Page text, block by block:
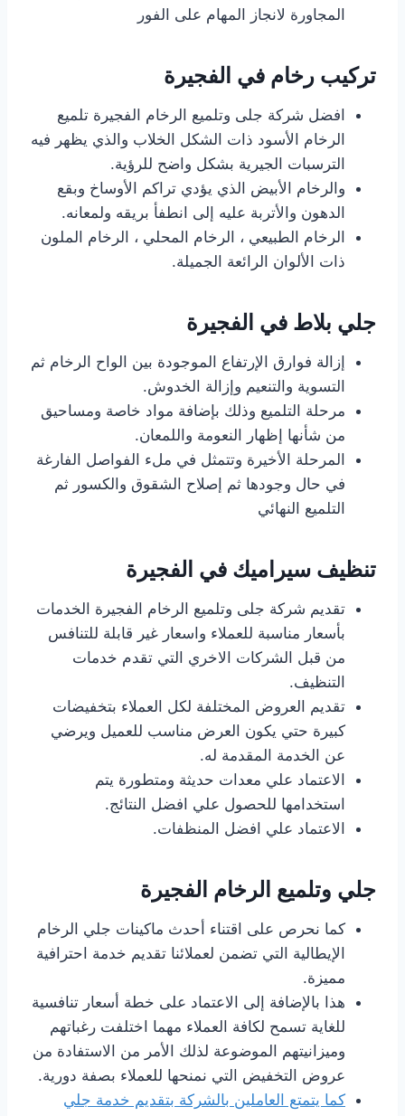
المجاورة لانجاز المهام على الفور
تركيب رخام في الفجيرة
افضل شركة جلى وتلميع الرخام الفجيرة تلميع
الرخام الأسود ذات الشكل الخلاب والذي يظهر فيه
الترسبات الجيرية بشكل واضح للرؤية.
والرخام الأبيض الذي يؤدي تراكم الأوساخ وبقع
الدهون والأتربة عليه إلى انطفأ بريقه ولمعانه.
الرخام الطبيعي ، الرخام المحلي ، الرخام الملون
ذات الألوان الرائعة الجميلة.
جلي بلاط في الفجيرة
إزالة فوارق الإرتفاع الموجودة بين الواح الرخام ثم
التسوية والتنعيم وإزالة الخدوش.
مرحلة التلميع وذلك بإضافة مواد خاصة ومساحيق
من شأنها إظهار النعومة واللمعان.
المرحلة الأخيرة وتتمثل في ملء الفواصل الفارغة
في حال وجودها ثم إصلاح الشقوق والكسور ثم
التلميع النهائي
تنظيف سيراميك في الفجيرة
تقديم شركة جلى وتلميع الرخام الفجيرة الخدمات
بأسعار مناسبة للعملاء واسعار غير قابلة للتنافس
من قبل الشركات الاخري التي تقدم خدمات
التنظيف.
تقديم العروض المختلفة لكل العملاء بتخفيضات
كبيرة حتي يكون العرض مناسب للعميل ويرضي
عن الخدمة المقدمة له.
الاعتماد علي معدات حديثة ومتطورة يتم
استخدامها للحصول علي افضل النتائج.
الاعتماد علي افضل المنظفات.
جلي وتلميع الرخام الفجيرة
كما نحرص على اقتناء أحدث ماكينات جلي الرخام
الإيطالية التي تضمن لعملائنا تقديم خدمة احترافية
مميزة.
هذا بالإضافة إلى الاعتماد على خطة أسعار تنافسية
للغاية تسمح لكافة العملاء مهما اختلفت رغباتهم
وميزانيتهم الموضوعة لذلك الأمر من الاستفادة من
عروض التخفيض التي نمنحها للعملاء بصفة دورية.
كما يتمتع العاملين بالشركة بتقديم خدمة جلي